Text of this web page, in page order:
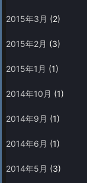
2015年3月 (2)
2015年2月 (3)
2015年1月 (1)
2014年10月 (1)
2014年9月 (1)
2014年6月 (1)
2014年5月 (3)